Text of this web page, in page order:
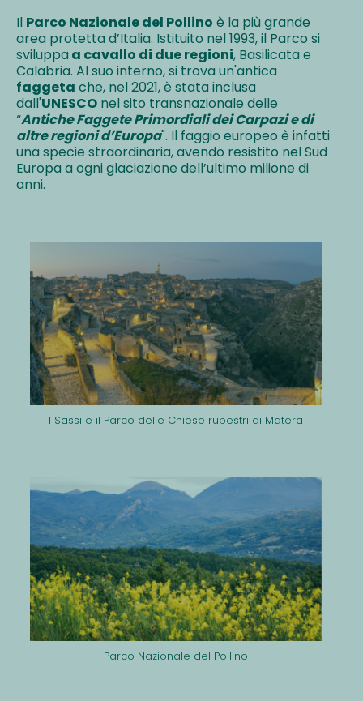
Il Parco Nazionale del Pollino è la più grande
area protetta d’Italia. Istituito nel 1993, il Parco si
sviluppa a cavallo di due regioni, Basilicata e
Calabria. Al suo interno, si trova un'antica
faggeta che, nel 2021, è stata inclusa
dall'UNESCO nel sito transnazionale delle
“Antiche Faggete Primordiali dei Carpazi e di
altre regioni d’Europa". Il faggio europeo è infatti
una specie straordinaria, avendo resistito nel Sud
Europa a ogni glaciazione dell’ultimo milione di
anni.
I Sassi e il Parco delle Chiese rupestri di Matera
Parco Nazionale del Pollino